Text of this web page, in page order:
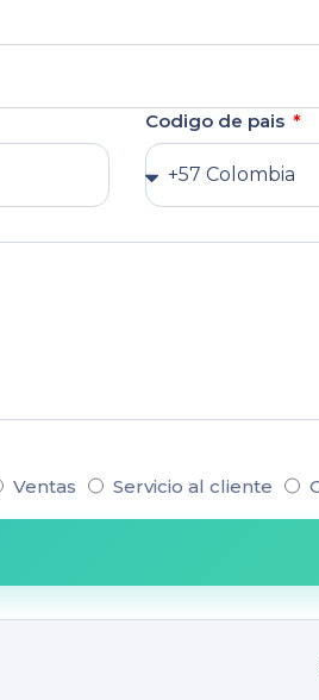
Codigo de pais
Ventas Servicio al cliente